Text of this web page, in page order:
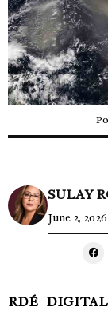
SULAY
June 2,
RDÉ